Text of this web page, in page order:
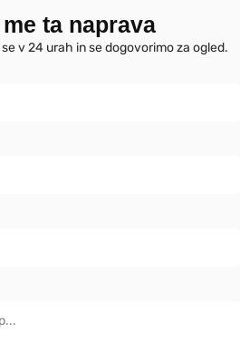
ta naprava
v 24 urah in se dogovorimo za ogled.